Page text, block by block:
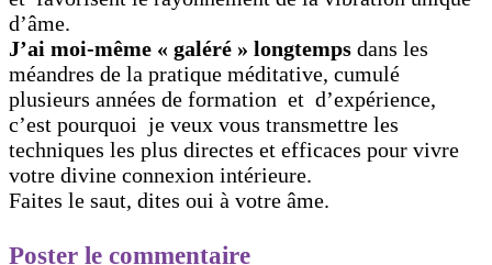
d’âme.
J’ai moi-même « galéré » longtemps dans les
méandres de la pratique méditative, cumulé
plusieurs années de formation et d’expérience,
c’est pourquoi je veux vous transmettre les
techniques les plus directes et efficaces pour vivre
votre divine connexion intérieure.
Faites le saut, dites oui à votre âme.
Poster le commentaire